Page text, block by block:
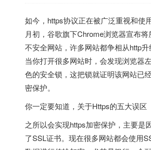
如今，https协议正在被广泛重视和使
月初，谷歌旗下Chrome浏览器宣布
不安全网站，许多网站都争相从http升
当你打开很多网站时，会发现浏览器
色的安全锁，这把锁就证明该网站已
密保护。
你一定要知道，关于Https的五大误区
之所以会实现https加密保护，主要是
了SSL证书。现在很多网站都会使用